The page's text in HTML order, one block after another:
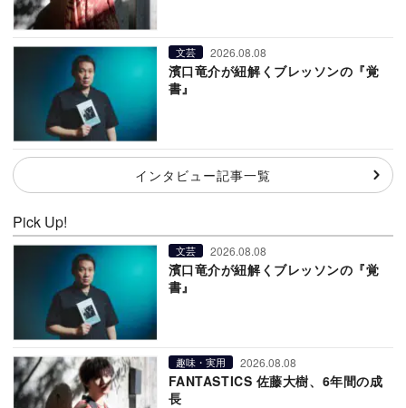
文芸 2026.08.08
濱口竜介が紐解くブレッソンの『覚
書』
インタビュー記事一覧
Pick Up!
文芸 2026.08.08
濱口竜介が紐解くブレッソンの『覚
書』
趣味・実用 2026.08.08
FANTASTICS 佐藤大樹、6年間の成
長